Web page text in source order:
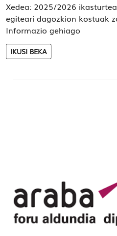
Xedea: 2025/2026
egiteari dagozkion kostuak
Informazio gehiago
IKUSI BEKA